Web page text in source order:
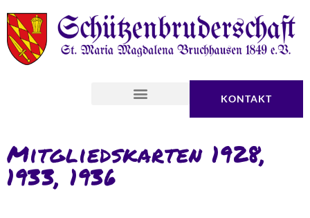
KONTAKT
Mitgliedskarten 1928,
1933, 1936